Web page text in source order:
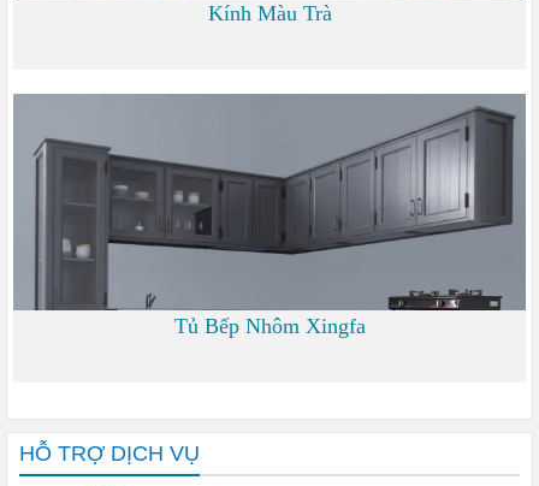
Kính Màu Trà
Tủ Bếp Nhôm Xingfa
0
HỖ TRỢ DỊCH VỤ